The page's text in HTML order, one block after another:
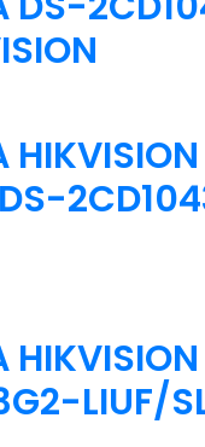
LIUF/